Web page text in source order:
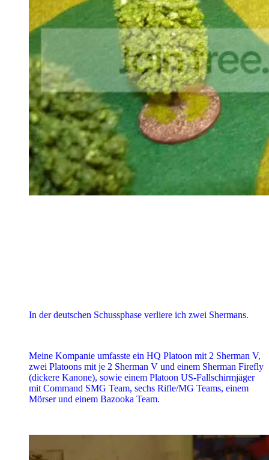
In der deutschen Schussphase verliere ich zwei Shermans.
Meine Kompanie umfasste ein HQ Platoon mit 2 Sherman V,
zwei Platoons mit je 2 Sherman V und einem Sherman Firefly
(dickere Kanone), sowie einem Platoon US-Fallschirmjäger
mit Command SMG Team, sechs Rifle/MG Teams, einem
Mörser und einem Bazooka Team.